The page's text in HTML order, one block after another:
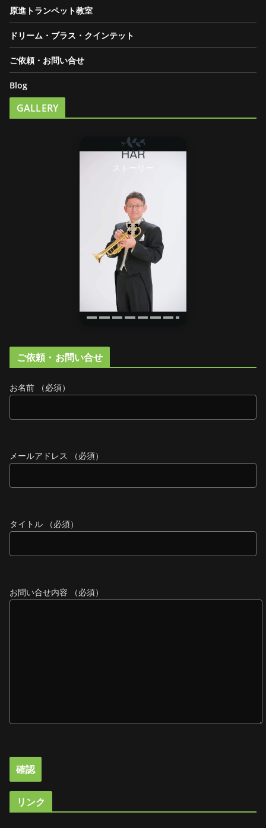
原進トランペット教室
ドリーム・ブラス・クインテット
ご依頼・お問い合せ
Blog
GALLERY
ストーリー
ご依頼・お問い合せ
お名前 （必須）
メールアドレス （必須）
タイトル （必須）
お問い合せ内容 （必須）
リンク